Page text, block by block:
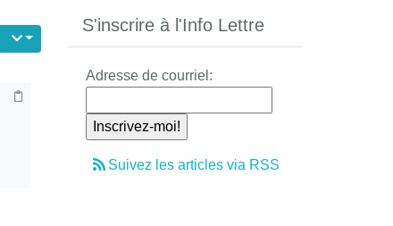
S'inscrire à l'Info Lettre
Adresse de courriel:
Suivez les articles via RSS